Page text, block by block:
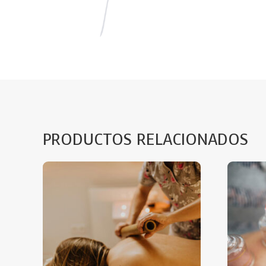
PRODUCTOS RELACIONADOS